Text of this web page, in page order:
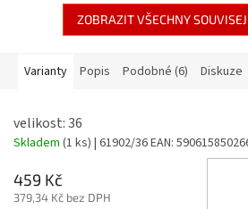
ZOBRAZIT VŠECHNY
Varianty Popis Podobné (6) Diskuze
velikost: 36
Skladem (1 ks) | 61902/36EAN:
459 Kč
379,34 Kč bez DPH